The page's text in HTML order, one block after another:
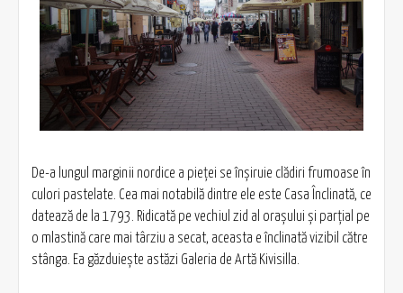
De-a lungul marginii nordice a pieţei se înşiruie clădiri frumoase în
culori pastelate. Cea mai notabilă dintre ele este Casa Înclinată, ce
datează de la 1793. Ridicată pe vechiul zid al oraşului şi parţial pe
o mlastină care mai târziu a secat, aceasta e înclinată vizibil către
stânga. Ea găzduieşte astăzi Galeria de Artă Kivisilla.